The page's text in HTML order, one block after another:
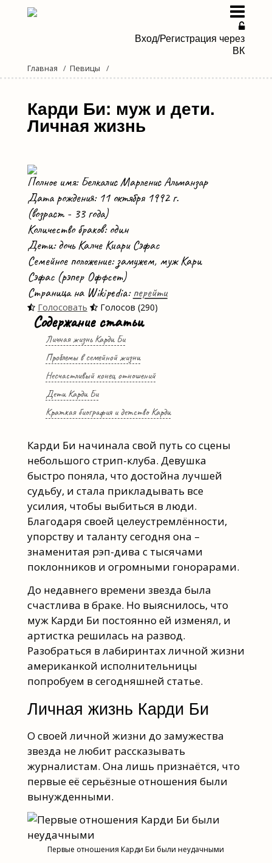
Вход/Регистрация через
ВК
Певицы
Певцы
Дуэты и группы
Новости эстрады
Мы в Дзене
Главная Певицы
Карди Би: муж и дети.
Личная жизнь
Полное имя: Белкалис Марленис Альманзар
Дата рождения: 11 октября 1992 г.
(возраст - 33 года)
Количество браков: один
Дети: дочь Калче Киари Сэфас
Семейное положение: замужем, муж Кари
Сэфас (рэпер Оффсет)
Страница на Wikipedia: перейти
Голосовать Голосов (290)
Содержание статьи
Личная жизнь Карди Би
Проблемы в семейной жизни
Несчастливый конец отношений
Дети Карди Би
Краткая биография и детство Карди
Карди Би начинала свой путь со сцены
небольшого стрип-клуба. Девушка
быстро поняла, что достойна лучшей
судьбу, и стала прикладывать все
усилия, чтобы выбиться в люди.
Благодаря своей целеустремлённости,
упорству и таланту сегодня она –
знаменитая рэп-дива с тысячами
поклонников и огромными гонорарами.
До недавнего времени звезда была
счастлива в браке. Но выяснилось, что
муж Карди Би постоянно ей изменял, и
артистка решилась на развод.
Разобраться в лабиринтах личной жизни
американкой исполнительницы
попробуем в сегодняшней статье.
Личная жизнь Карди Би
О своей личной жизни до замужества
звезда не любит рассказывать
журналистам. Она лишь признаётся, что
первые её серьёзные отношения были
вынужденными.
Первые отношения Карди Би были неудачными